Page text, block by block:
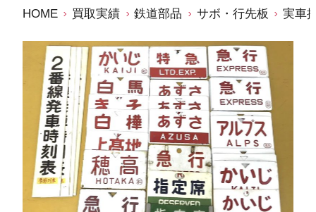
HOME 買取実績 鉄道部品 サボ・行先板 実車